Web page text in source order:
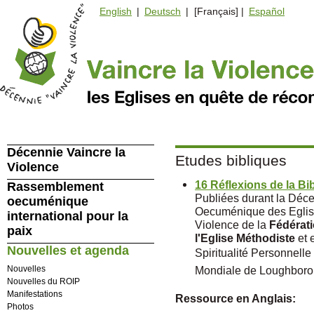
English | Deutsch | [Français] | Español
Etudes bibliques
16 Réflexions de la
Publiées durant la
Oecuménique des
Violence de la
l'Eglise Méthodiste et
Spiritualité
Mondiale de
Ressource en Anglais:
Décennie Vaincre la
Violence
Rassemblement
oecuménique
international pour la
paix
Nouvelles et agenda
Nouvelles
Nouvelles du ROIP
Manifestations
Photos